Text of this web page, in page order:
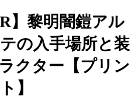
】黎明闇鎧アル
の入手場所と装
クター【プリン
】